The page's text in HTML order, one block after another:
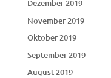
Dezember 2019
November 2019
Oktober 2019
September 2019
August 2019